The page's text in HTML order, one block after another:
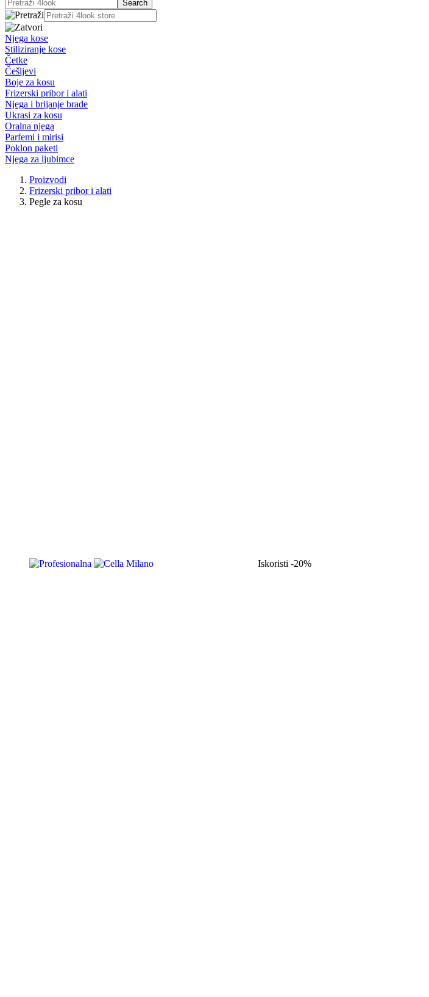
Njega kose
Stiliziranje kose
Četke
Češljevi
Boje za kosu
Frizerski pribor i alati
Njega i brijanje brade
Ukrasi za kosu
Oralna njega
Parfemi i mirisi
Poklon paketi
Njega za ljubimce
Proizvodi
Frizerski pribor i alati
Pegle za kosu
Iskoristi -20%